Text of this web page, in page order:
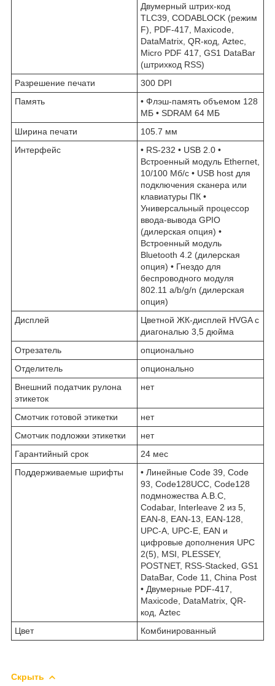
Двумерный штрих-код
TLC39, CODABLOCK (режим
F), PDF-417, Maxicode,
DataMatrix, QR-код, Aztec,
Micro PDF 417, GS1 DataBar
(штрихкод RSS)
Разрешение печати
300 DPI
Память
• Флэш-память объемом 128
МБ • SDRAM 64 МБ
Ширина печати
105.7 мм
Интерфейс
• RS-232 • USB 2.0 •
Встроенный модуль Ethernet,
10/100 Мб/с • USB host для
подключения сканера или
клавиатуры ПК •
Универсальный процессор
ввода-вывода GPIO
(дилерская опция) •
Встроенный модуль
Bluetooth 4.2 (дилерская
опция) • Гнездо для
беспроводного модуля
802.11 a/b/g/n (дилерская
опция)
Дисплей
Цветной ЖК-дисплей HVGA с
диагональю 3,5 дюйма
Отрезатель
опционально
Отделитель
опционально
Внешний податчик рулона
этикеток
нет
Смотчик готовой этикетки
нет
Смотчик подложки этикетки
нет
Гарантийный срок
24 мес
Поддерживаемые шрифты
• Линейные Code 39, Code
93, Code128UCC, Code128
подмножества A.B.C,
Codabar, Interleave 2 из 5,
EAN-8, EAN-13, EAN-128,
UPC-A, UPC-E, EAN и
цифровые дополнения UPC
2(5), MSI, PLESSEY,
POSTNET, RSS-Stacked, GS1
DataBar, Code 11, China Post
• Двумерные PDF-417,
Maxicode, DataMatrix, QR-
код, Aztec
Цвет
Комбинированный
Скрыть